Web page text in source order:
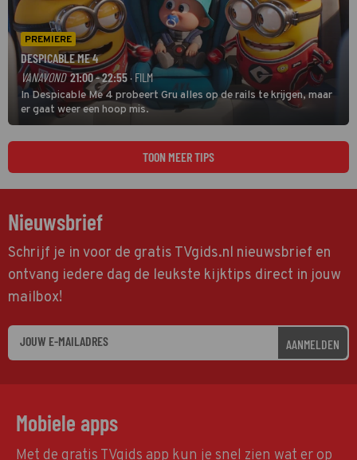
PREMIERE
DESPICABLE ME 4
VANAVOND 21:00 - 22:55 · FILM
In Despicable Me 4 probeert Gru alles op de rails te krijgen, maar
er gaat weer een hoop mis.
TOON MEER TIPS
Nieuwsbrief
Schrijf je in voor de gratis TVgids.nl nieuwsbrief en
ontvang iedere dag de leukste kijktips direct in jouw
mailbox!
AANMELDEN
Mobiele apps
Met de gratis TVgids app kun je snel zien wat er op